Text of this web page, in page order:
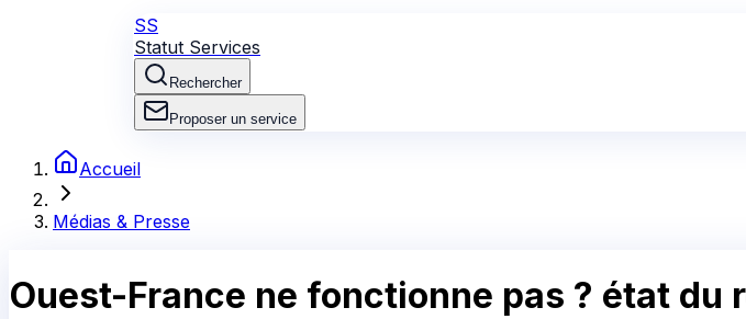
SS
Statut Services
Rechercher
Proposer un service
Accueil
Médias & Presse
Ouest-France ne fonctionne pas ? état du